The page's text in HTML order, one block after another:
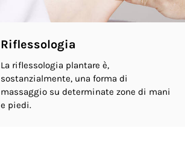
Riflessologia
La riflessologia plantare è,
sostanzialmente, una forma di
massaggio su determinate zone di mani
e piedi.